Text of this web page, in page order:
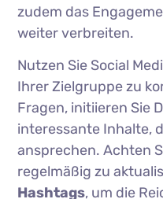
zudem das
weiter verbreiten.
Nutzen Sie Social
Ihrer Zielgruppe zu
Fragen, initiieren Sie
interessante Inhalte,
ansprechen. Achten
regelmäßig zu
Hashtags, um die